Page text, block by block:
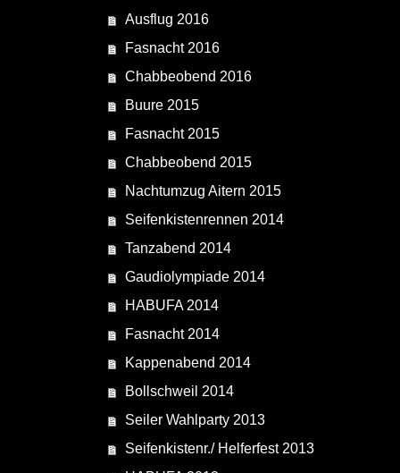
Ausflug 2016
Fasnacht 2016
Chabbeobend 2016
Buure 2015
Fasnacht 2015
Chabbeobend 2015
Nachtumzug Aitern 2015
Seifenkistenrennen 2014
Tanzabend 2014
Gaudiolympiade 2014
HABUFA 2014
Fasnacht 2014
Kappenabend 2014
Bollschweil 2014
Seiler Wahlparty 2013
Seifenkistenr./ Helferfest 2013